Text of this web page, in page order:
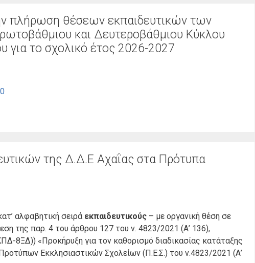
πλήρωση θέσεων εκπαιδευτικών των
και Δευτεροβάθμιου Κύκλου
για το σχολικό έτος 2026-2027
της Δ.Δ.Ε Αχαΐας στα Πρότυπα
αλφαβητική σειρά εκπαιδευτικούς – με οργανική θέση σε
της παρ. 4 του άρθρου 127 του ν. 4823/2021 (Α’ 136),
«Προκήρυξη για τον καθορισμό διαδικασίας κατάταξης
Εκκλησιαστικών Σχολείων (Π.Ε.Σ.) του ν.4823/2021 (Α’